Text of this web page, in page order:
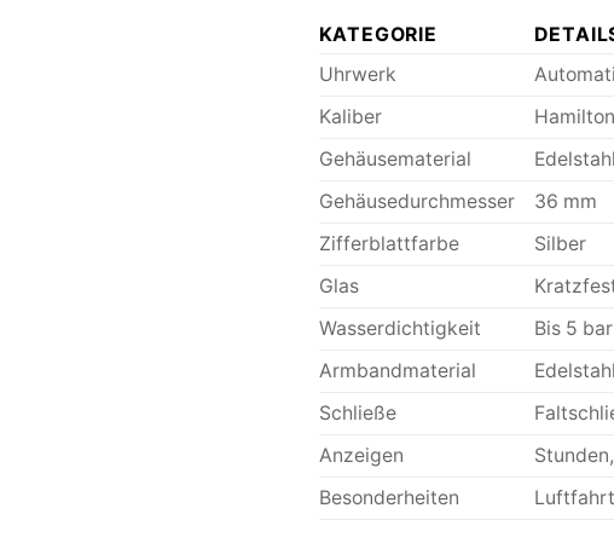
KATEGORIE
Uhrwerk
Kaliber
Gehäusematerial
Edelstahl
Gehäusedurchmesser
36 mm
Zifferblattfarbe
Silber
Glas
Wasserdichtigkeit
Bis 5
Armbandmaterial
Edelstahl
Schließe
Anzeigen
Besonderheiten